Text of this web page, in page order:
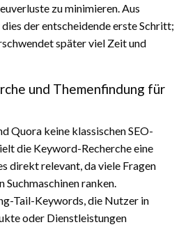
zu minimieren. Aus
der entscheidende erste Schritt;
später viel Zeit und
und Themenfindung für
Quora keine klassischen SEO-
die Keyword-Recherche eine
direkt relevant, da viele Fragen
Suchmaschinen ranken.
Tail-Keywords, die Nutzer in
oder Dienstleistungen